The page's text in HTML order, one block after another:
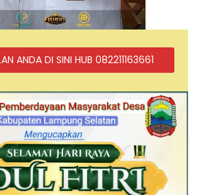
ANDA DI SINI HUB 082211163661